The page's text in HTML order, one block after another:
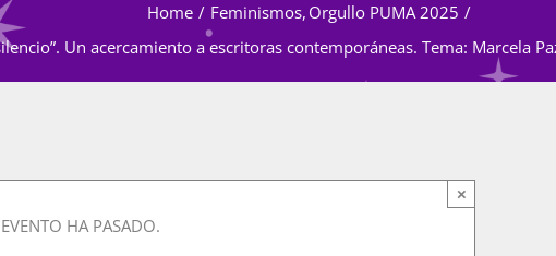
Home Feminismos Orgullo PUMA 2025
Un acercamiento a escritoras contemporáneas. Tema: Marcela
EVENTO HA PASADO.
×